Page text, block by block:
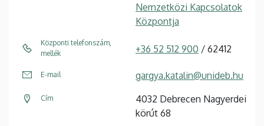
Nemzetközi Kapcsolatok
Központja
Központi telefonszám,
mellék
+36 52 512 900 / 62412
E-mail gargya.katalin@unideb.hu
Cím
4032 Debrecen Nagyerdei
körút 68